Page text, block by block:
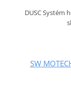
DUSC Systém
SW